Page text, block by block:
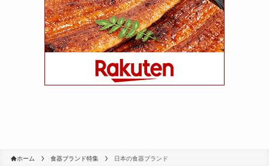
ホーム 食器ブランド特集 日本の食器ブランド